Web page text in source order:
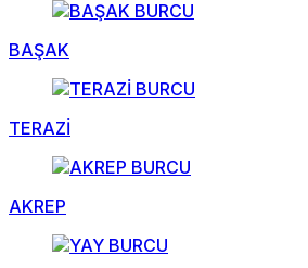
BAŞAK
TERAZİ
AKREP